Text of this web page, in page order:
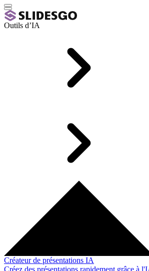
Outils d’IA
Créateur de présentations IA
Créez des présentations rapidement grâce à